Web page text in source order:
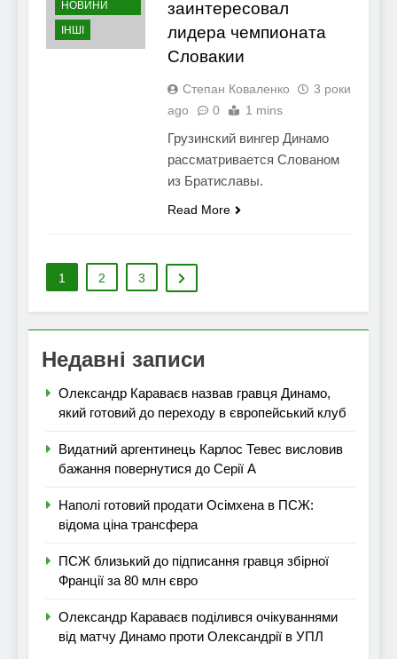
НОВИНИ
ІНШІ
заинтересовал
лидера чемпионата
Словакии
Степан Коваленко
3 роки
ago
0 1 mins
Грузинский вингер Динамо
рассматривается Слованом
из Братиславы.
Read More
1 2 3
Недавні записи
Олександр Караваєв назвав гравця Динамо,
який готовий до переходу в європейський клуб
Видатний аргентинець Карлос Тевес висловив
бажання повернутися до Серії А
Наполі готовий продати Осімхена в ПСЖ:
відома ціна трансфера
ПСЖ близький до підписання гравця збірної
Франції за 80 млн євро
Олександр Караваєв поділився очікуваннями
від матчу Динамо проти Олександрії в УПЛ